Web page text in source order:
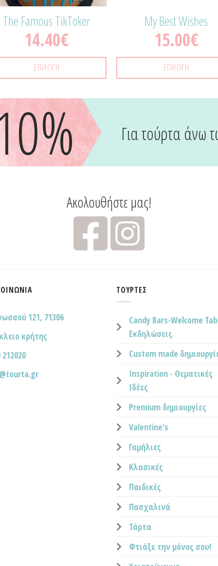
The Famous TikToker
14.40€
ΕΠΙΛΟΓΉ
My Best Wishes
15.00€
ΕΠΙΛΟΓΉ
Για τούρτα άνω
Ακολουθήστε μας!
121, 71306
κρήτης
212020
ΤΟΎΡΤΕΣ
Candy Bars-Welcome
Εκδηλώσεις
Custom made
Inspiration - Θεματικές
Ιδέες
Premium δημιουργίες
Valentine's
Γαμήλιες
Κλασικές
Παιδικές
Πασχαλινά
Τάρτα
Φτιάξε την μόνος σου!